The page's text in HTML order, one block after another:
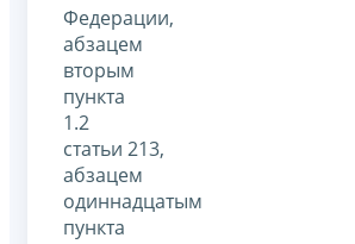
Федерации,
абзацем
вторым
пункта
1.2
статьи 213,
абзацем
одиннадцатым
пункта